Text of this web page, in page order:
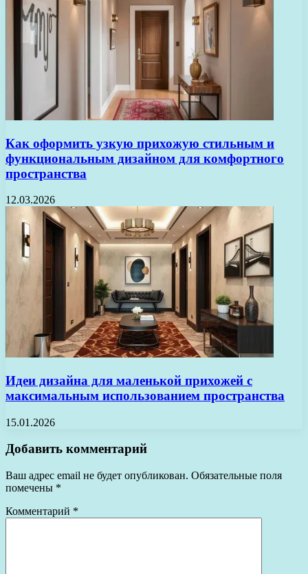
Как оформить узкую прихожую стильным и
функциональным дизайном для комфортного
пространства
12.03.2026
Идеи дизайна для маленькой прихожей с
максимальным использованием пространства
15.01.2026
Добавить комментарий
Ваш адрес email не будет опубликован. Обязательные поля
помечены *
Комментарий *